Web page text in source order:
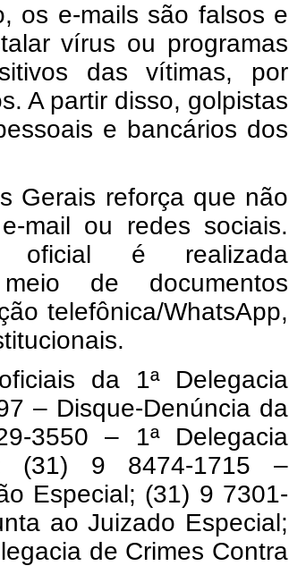
os e-mails são falsos e
vírus ou programas
das vítimas, por
A partir disso, golpistas
e bancários dos
Gerais reforça que não
mail ou redes sociais.
oficial é realizada
de documentos
telefônica/WhatsApp,
da 1ª Delegacia
– Disque-Denúncia da
3550 – 1ª Delegacia
(31) 9 8474-1715 –
Especial; (31) 9 7301-
ao Juizado Especial;
de Crimes Contra